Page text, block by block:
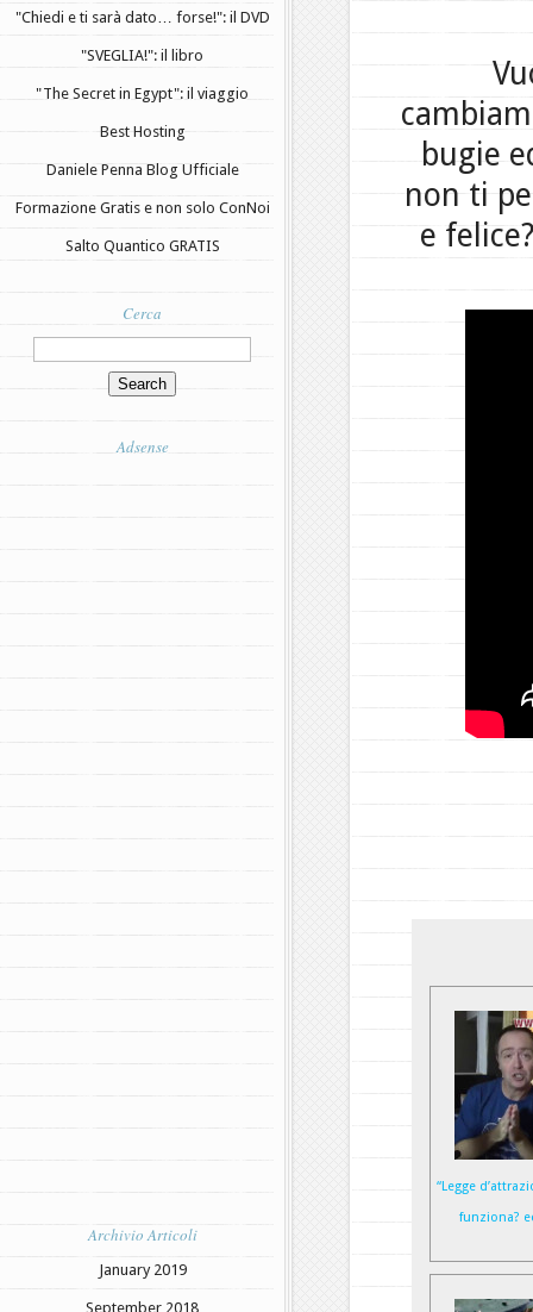
"Chiedi e ti sarà dato… forse!": il DVD
"SVEGLIA!": il libro
"The Secret in Egypt": il viaggio
Best Hosting
Daniele Penna Blog Ufficiale
Formazione Gratis e non solo ConNoi
Salto Quantico GRATIS
Cerca
Adsense
Archivio Articoli
January 2019
September 2018
bugie
non ti
e
“Legge
funziona?